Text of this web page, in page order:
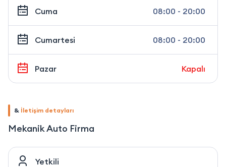
Cuma 08:00 - 20:00
Cumartesi 08:00 - 20:00
Pazar Kapalı
& İletişim detayları
Mekanik Auto Firma
Yetkili